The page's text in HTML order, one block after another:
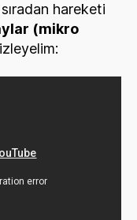
hareketi
(mikro